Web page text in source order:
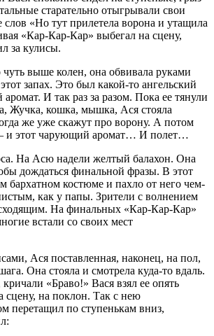
старательно отыгрывали свои
слов «Но тут прилетела ворона и утащила
«Кар-Кар-Кар» выбегал на сцену,
за кулисы.
выше колен, она обвивала руками
запах. Это был какой-то ангельский
И так раз за разом. Пока ее тянули
Жучка, кошка, мышка, Ася стояла
же уже скажут про ворону. А потом
и этот чарующий аромат… И полет…
На Асю надели желтый балахон. Она
дождаться финальной фразы. В этот
бархатном костюме и пахло от него чем-
как у папы. Зрители с волнением
На финальных «Кар-Кар-Кар»
встали со своих мест
Ася поставленная, наконец, на пол,
Она стояла и смотрела куда-то вдаль.
«Браво!» Вася взял ее опять
сцену, на поклон. Так с нею
перетащил по ступенькам вниз,